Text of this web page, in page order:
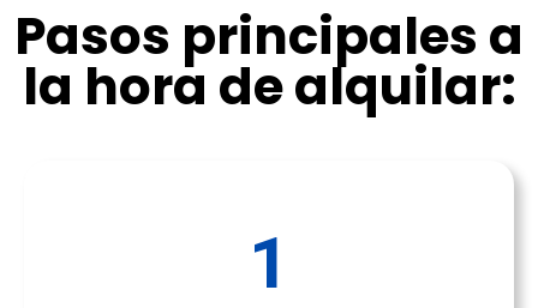
Pasos principales a
la hora de alquilar:
1